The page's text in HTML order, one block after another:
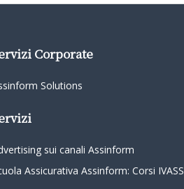
Corporate
Solutions
sui canali Assinform
Assicurativa Assinform: Corsi IVASS